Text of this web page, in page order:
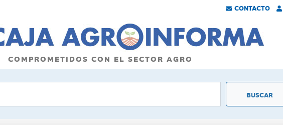
CONTACTO
COMPROMETIDOS CON EL SECTOR AGRO